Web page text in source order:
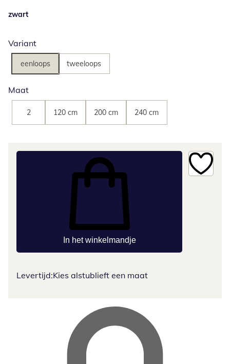
zwart
Variant
eenloops tweeloops
Maat
2 120 cm 200 cm 240 cm
In het winkelmandje
Levertijd:Kies alstublieft een maat